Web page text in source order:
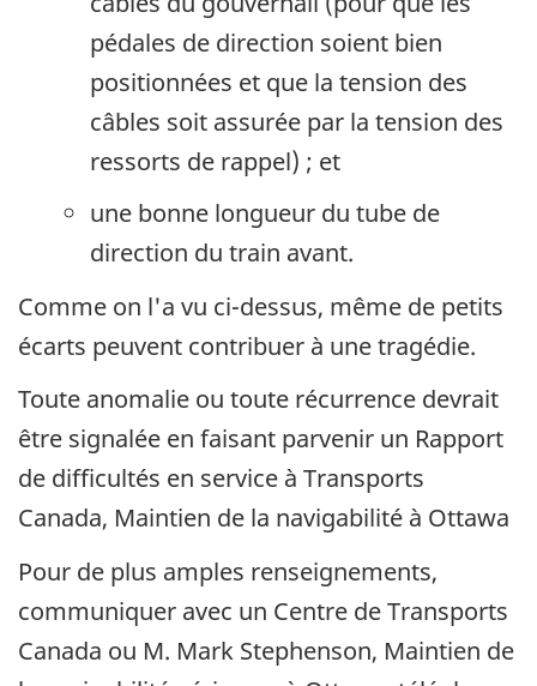
pédales de direction soient bien
positionnées et que la tension des
câbles soit assurée par la tension des
ressorts de rappel) ; et
une bonne longueur du tube de
direction du train avant.
Comme on l'a vu ci-dessus, même de petits
écarts peuvent contribuer à une tragédie.
Toute anomalie ou toute récurrence devrait
être signalée en faisant parvenir un Rapport
de difficultés en service à Transports
Canada, Maintien de la navigabilité à Ottawa
Pour de plus amples renseignements,
communiquer avec un Centre de Transports
Canada ou M. Mark Stephenson, Maintien de